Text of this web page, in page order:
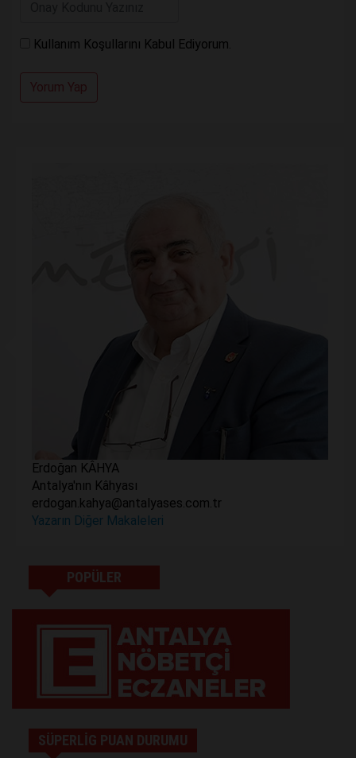
Kullanım Koşullarını Kabul Ediyorum.
Yorum Yap
Erdoğan KÂHYA
Antalya'nın Kâhyası
erdogan.kahya@antalyases.com.tr
Yazarın Diğer Makaleleri
POPÜLER
SÜPERLİG PUAN DURUMU